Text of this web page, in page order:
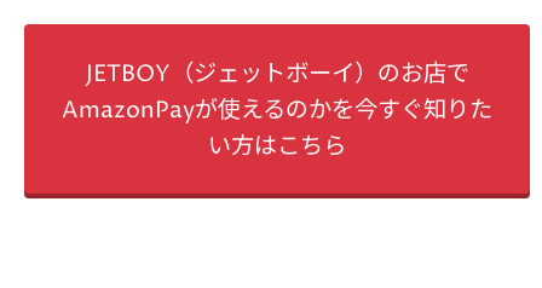
JETBOY（ジェットボーイ）のお店で
AmazonPayが使えるのかを今すぐ知りた
い方はこちら